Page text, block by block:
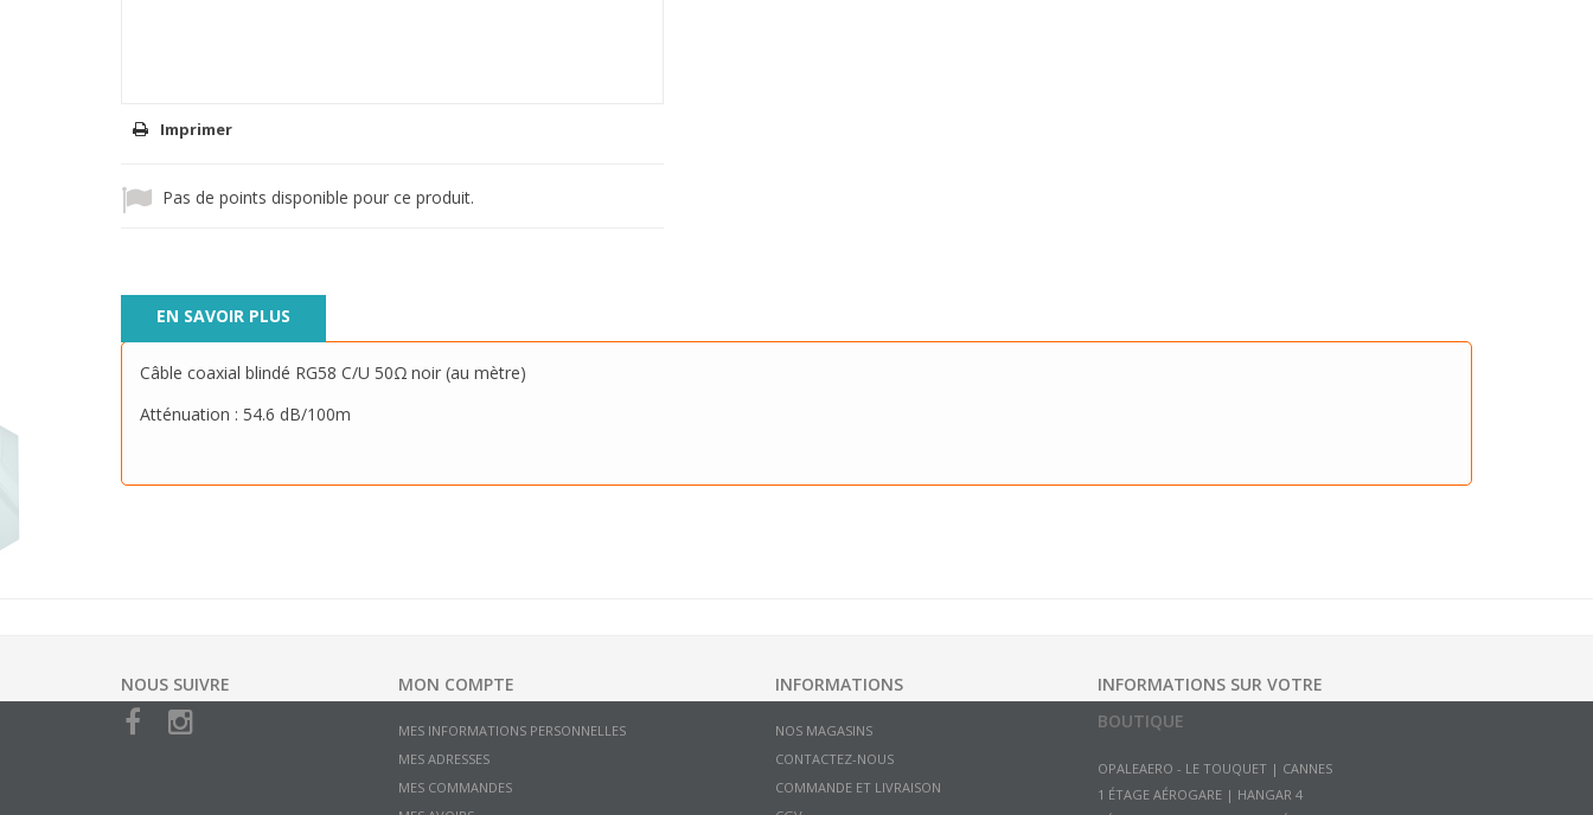
Imprimer
Pas de points disponible pour ce produit.
EN SAVOIR PLUS
Câble coaxial blindé RG58 C/U 50Ω noir (au mètre)
Atténuation : 54.6 dB/100m
NOUS SUIVRE MON COMPTE
MES INFORMATIONS PERSONNELLES
MES ADRESSES
MES COMMANDES
INFORMATIONS
NOS MAGASINS
CONTACTEZ-NOUS
COMMANDE ET LIVRAISON
INFORMATIONS SUR VOTRE
BOUTIQUE
OPALEAERO - LE TOUQUET | CANNES
1 ÉTAGE AÉROGARE | HANGAR 4